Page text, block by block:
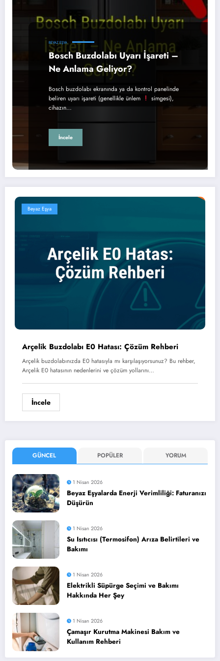
BEYAZ EŞYA
Bosch Buzdolabı Uyarı İşareti –
Ne Anlama Geliyor?
Bosch buzdolabı ekranında ya da kontrol panelinde
beliren uyarı işareti (genellikle ünlem
simgesi),
cihazın…
İncele
Beyaz Eşya
Arçelik Buzdolabı E0 Hatası: Çözüm Rehberi
Arçelik buzdolabınızda E0 hatasıyla mı karşılaşıyorsunuz? Bu rehber,
Arçelik E0 hatasının nedenlerini ve çözüm yollarını…
İncele
GÜNCEL POPÜLER YORUM
1 Nisan 2026
Beyaz Eşyalarda Enerji Verimliliği: Faturanızı
Düşürün
1 Nisan 2026
Su Isıtıcısı (Termosifon) Arıza Belirtileri ve
Bakımı
1 Nisan 2026
Elektrikli Süpürge Seçimi ve Bakımı
Hakkında Her Şey
1 Nisan 2026
Çamaşır Kurutma Makinesi Bakım ve
Kullanım Rehberi